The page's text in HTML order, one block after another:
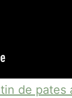
de pates